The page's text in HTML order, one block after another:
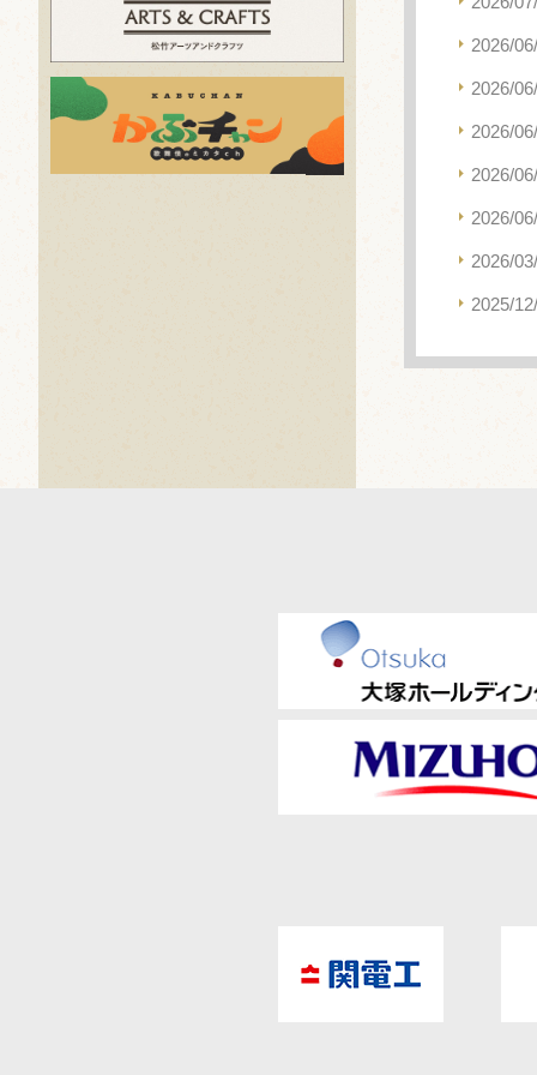
2026/
2026/
2026/
2026/
2026/
2026/
2025/